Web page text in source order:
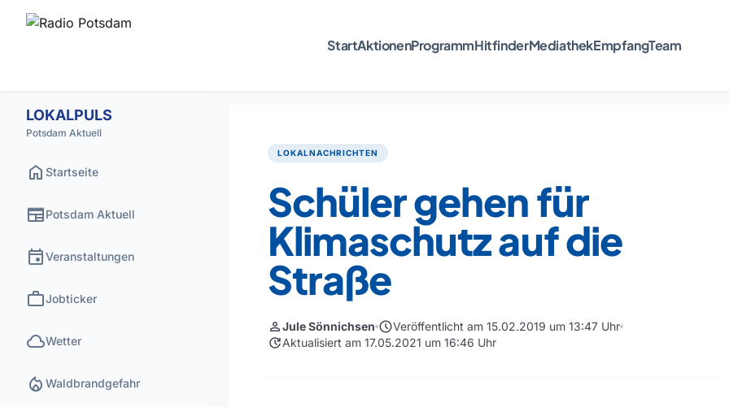
StartAktionenProgrammHitfinderMediathekEmpfangTeam
LOKALPULS
Potsdam Aktuell
home Startseite
newspaperPotsdam Aktuell
eventVeranstaltungen
workJobticker
cloudWetter
local_fire_department Waldbrandgefahr
LOKALNACHRICHTEN
Schüler gehen für
Klimaschutz auf die
Straße
personJule Sönnichsen scheduleVeröffentlicht am 15.02.2019 um 13:47 Uhr
updateAktualisiert am 17.05.2021 um 16:46 Uhr